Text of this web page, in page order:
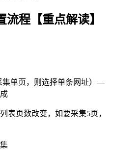
流程【重点解读】
集单页，则选择单条网址）—
表页数改变，如要采集5页，